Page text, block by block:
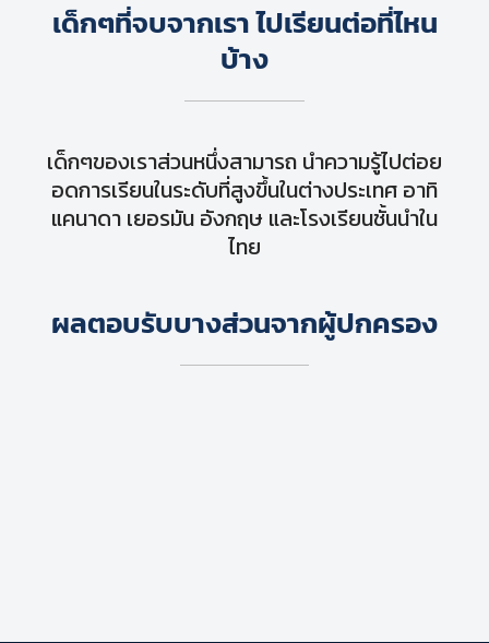
เด็กๆที่จบจากเรา ไปเรียนต่อที่ไหน
บ้าง
เด็กๆของเราส่วนหนึ่งสามารถ นำความรู้ไปต่อย
อดการเรียนในระดับที่สูงขึ้นในต่างประเทศ อาทิ
แคนาดา เยอรมัน อังกฤษ และโรงเรียนชั้นนำใน
ไทย
ผลตอบรับบางส่วนจากผู้ปกครอง